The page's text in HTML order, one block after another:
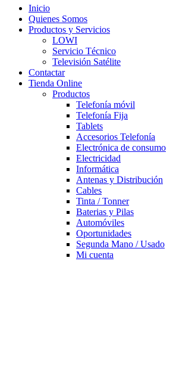
Inicio
Quienes Somos
Productos y Servicios
LOWI
Servicio Técnico
Televisión Satélite
Contactar
Tienda Online
Productos
Telefonía móvil
Telefonía Fija
Tablets
Accesorios Telefonía
Electrónica de consumo
Electricidad
Informática
Antenas y Distribución
Cables
Tinta / Tonner
Baterias y Pilas
Automóviles
Oportunidades
Segunda Mano / Usado
Mi cuenta